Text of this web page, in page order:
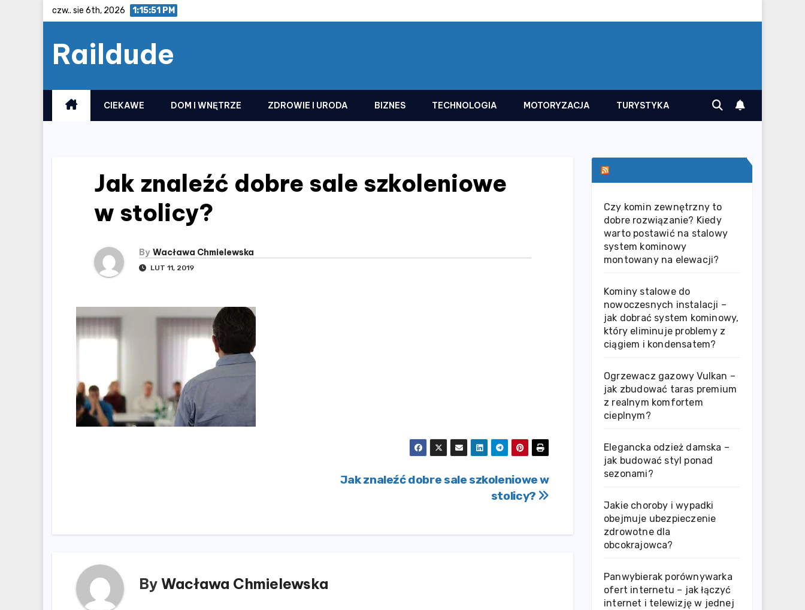
czw.. sie 6th, 2026 1:15:51 PM
Raildude
CIEKAWE DOM I WNĘTRZE ZDROWIE I URODA BIZNES TECHNOLOGIA MOTORYZACJA TURYSTYKA
Jak znaleźć dobre sale szkoleniowe
w stolicy?
By Wacława Chmielewska
LUT 11, 2019
Jak znaleźć dobre sale szkoleniowe w
stolicy?
By Wacława Chmielewska
Czy komin zewnętrzny to
dobre rozwiązanie? Kiedy
warto postawić na stalowy
system kominowy
montowany na elewacji?
Kominy stalowe do
nowoczesnych instalacji –
jak dobrać system kominowy,
który eliminuje problemy z
ciągiem i kondensatem?
Ogrzewacz gazowy Vulkan –
jak zbudować taras premium
z realnym komfortem
cieplnym?
Elegancka odzież damska –
jak budować styl ponad
sezonami?
Jakie choroby i wypadki
obejmuje ubezpieczenie
zdrowotne dla
obcokrajowca?
Panwybierak porównywarka
ofert internetu – jak łączyć
internet i telewizję w jednej